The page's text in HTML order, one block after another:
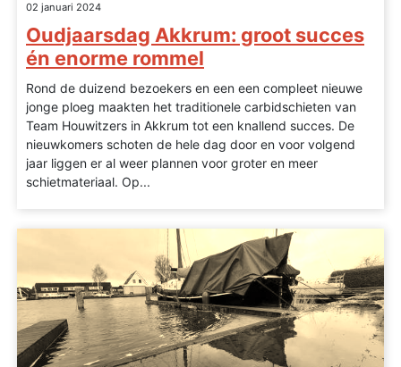
02 januari 2024
Oudjaarsdag Akkrum: groot succes
én enorme rommel
Rond de duizend bezoekers en een een compleet nieuwe
jonge ploeg maakten het traditionele carbidschieten van
Team Houwitzers in Akkrum tot een knallend succes. De
nieuwkomers schoten de hele dag door en voor volgend
jaar liggen er al weer plannen voor groter en meer
schietmateriaal. Op...